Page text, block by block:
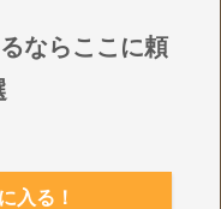
ならここに頼
入る！